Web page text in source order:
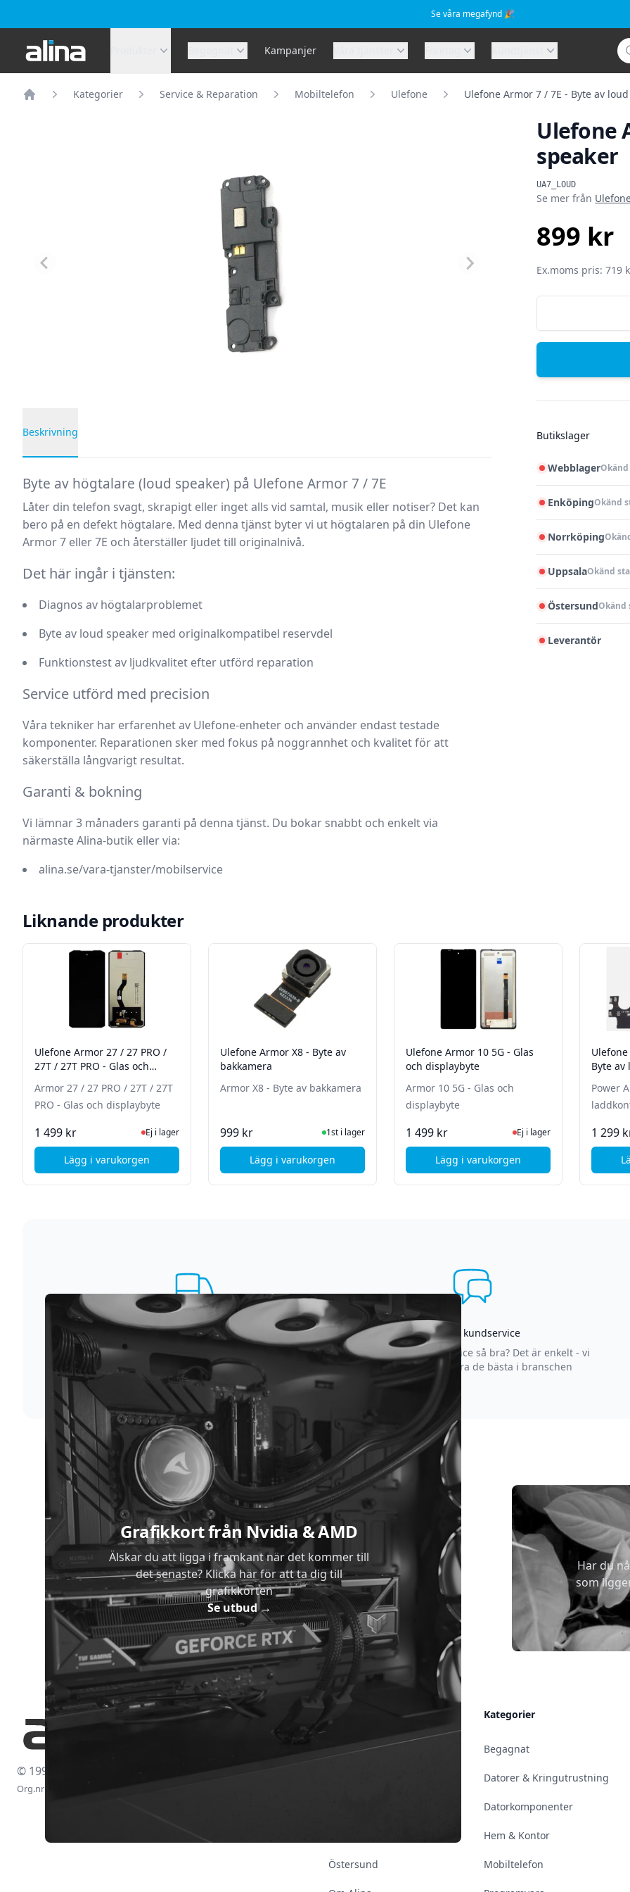
Se våra megafynd 🎉
Alina.se Kampanjer
Kategorier Service & Reparation Mobiltelefon Ulefone Ulefone Armor 7 / 7E - Byte av
Ulefone
speaker
UA7_LOUD
Se mer från
899 kr
Ex.moms pris: 719
Butikslager
Webblager
EnköpingOkänd
Norrköping
UppsalaOkänd
ÖstersundOkänd
Leverantör
Beskrivning
Byte av högtalare (loud speaker) på Ulefone Armor 7 / 7E
Låter din telefon svagt, skrapigt eller inget alls vid samtal, musik eller notiser? Det kan
bero på en defekt högtalare. Med denna tjänst byter vi ut högtalaren på din Ulefone
Armor 7 eller 7E och återställer ljudet till originalnivå.
Det här ingår i tjänsten:
Diagnos av högtalarproblemet
Byte av loud speaker med originalkompatibel reservdel
Funktionstest av ljudkvalitet efter utförd reparation
Service utförd med precision
Våra tekniker har erfarenhet av Ulefone-enheter och använder endast testade
komponenter. Reparationen sker med fokus på noggrannhet och kvalitet för att
säkerställa långvarigt resultat.
Garanti & bokning
Vi lämnar3 månaders garanti på denna tjänst. Du bokar snabbt och enkelt via
närmaste Alina-butik eller via:
alina.se/vara-tjanster/mobilservice
Liknande produkter
Ulefone Armor 27 / 27 PRO /
27T / 27T PRO - Glas och
Armor 27 / 27 PRO / 27T / 27T
PRO - Glas och displaybyte
1 499 kr Ej i lager, besök produktsidan för senaste status
Ej i lager
Lägg i varukorgen, Ulefone Armor 27 / 27 PRO / 27T / 27T PRO - Glas och displaybyte
Ulefone Armor X8 - Byte av
bakkamera
Armor X8 - Byte av bakkamera
999 kr I Lager1st i lager
Lägg i varukorgen, Ulefone Armor X8 - Byte av bakkamera
Ulefone Armor 10 5G - Glas
och displaybyte
Armor 10 5G - Glas och
displaybyte
1 499 kr Ej i lager, besök
Ej i lager
Lägg i varukorgen, Ulefone Armor 10 5G - Glas
Byte av
Power
1 299
Supersnabb leverans
Vi förstår att du inte vill vänta. Därför packar och
skickar vi dina varor med blixtens hastighet
Asgrym kundservice
Varför är vår kundservice så bra? Det är enkelt - vi
strävar efter att vara de bästa i branschen
Grafikkort från Nvidia & AMD
Älskar du att ligga i framkant när det kommer till
det senaste? Klicka här för att ta dig till
grafikkorten
Se utbud→
Har du
som
© 1997-2026
Org.nr: 556438-4260
Kontakt & Öppettider
Östersund
Kategorier
Begagnat
Datorer & Kringutrustning
Datorkomponenter
Hem & Kontor
Mobiltelefon